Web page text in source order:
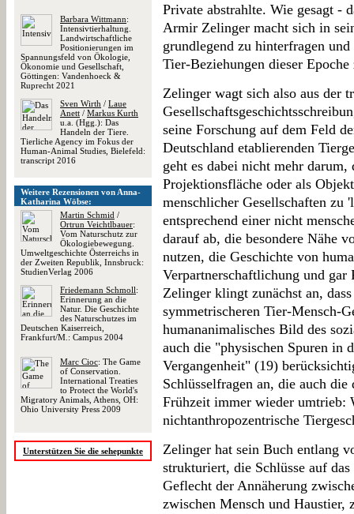
Barbara Wittmann:
Intensivtierhaltung.
Landwirtschaftliche
Positionierungen im
Spannungsfeld von Ökologie,
Ökonomie und Gesellschaft,
Göttingen: Vandenhoeck &
Ruprecht 2021
Sven Wirth / Laue
Anett / Markus Kurth
u.a. (Hgg.): Das
Handeln der Tiere.
Tierliche Agency im Fokus der
Human-Animal Studies, Bielefeld:
transcript 2016
Weitere Rezensionen von Anna-
Katharina Wöbse:
Martin Schmid /
Ortrun Veichtlbauer:
Vom Naturschutz zur
Ökologiebewegung.
Umweltgeschichte Österreichs in
der Zweiten Republik, Innsbruck:
StudienVerlag 2006
Friedemann Schmoll:
Erinnerung an die
Natur. Die Geschichte
des Naturschutzes im
Deutschen Kaiserreich,
Frankfurt/M.: Campus 2004
Marc Cioc: The Game
of Conservation.
International Treaties
to Protect the World's
Migratory Animals, Athens, OH:
Ohio University Press 2009
Unterstützen Sie die sehepunkte
Private abstrahlte. Wie gesagt -
Armir Zelinger macht sich in
grundlegend zu hinterfragen
Tier-Beziehungen dieser Epoche
Zelinger wagt sich also aus der
seine Forschung auf dem Feld
Deutschland etablierenden
geht es dabei nicht mehr
Projektionsfläche oder als
menschlicher Gesellschaften zu
entsprechend einer nicht
darauf ab, die besondere Nähe
nutzen, die Geschichte von
Verpartnerschaftlichung und gar
Zelinger klingt zunächst an,
symmetrischeren Tier-Mensch-
humananimalisches Bild des
auch die "physischen Spuren in
Vergangenheit" (19)
Schlüsselfragen an, die auch
Frühzeit immer wieder umtrieb:
nichtanthropozentrische
Zelinger hat sein Buch entlang
strukturiert, die Schlüsse auf
Geflecht der Annäherung
zwischen Mensch und Haustier,